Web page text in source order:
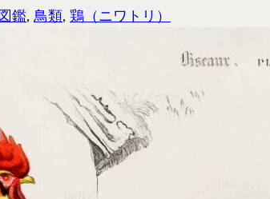
鑑, 鳥類, 鶏（ニワトリ）